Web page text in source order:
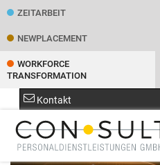
ZEITARBEIT
NEWPLACEMENT
WORKFORCE
TRANSFORMATION
Kontakt